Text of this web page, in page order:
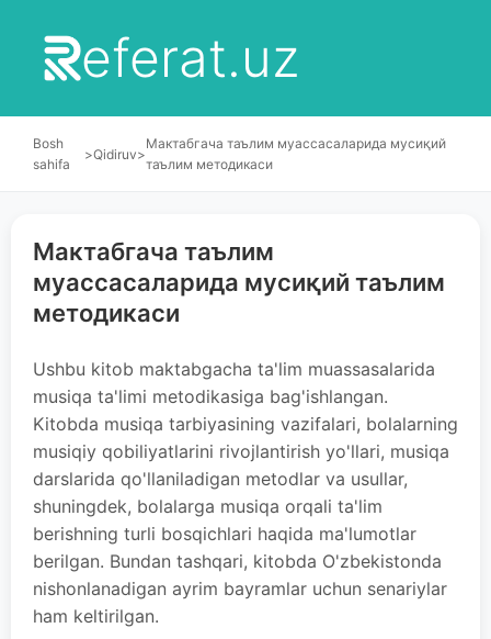
eferat.uz
Bosh
sahifa
>Qidiruv>
Мактабгача таълим муассасаларида мусиқий
таълим методикаси
Мактабгача таълим
муассасаларида мусиқий таълим
методикаси
Ushbu kitob maktabgacha ta'lim muassasalarida
musiqa ta'limi metodikasiga bag'ishlangan.
Kitobda musiqa tarbiyasining vazifalari, bolalarning
musiqiy qobiliyatlarini rivojlantirish yo'llari, musiqa
darslarida qo'llaniladigan metodlar va usullar,
shuningdek, bolalarga musiqa orqali ta'lim
berishning turli bosqichlari haqida ma'lumotlar
berilgan. Bundan tashqari, kitobda O'zbekistonda
nishonlanadigan ayrim bayramlar uchun senariylar
ham keltirilgan.